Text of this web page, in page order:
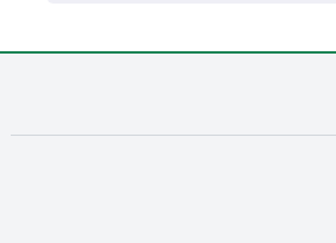
opens in